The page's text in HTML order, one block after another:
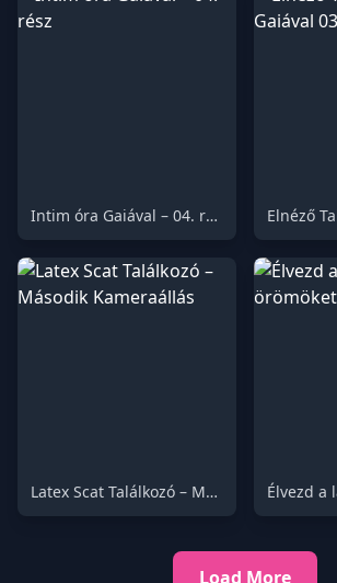
Intim óra Gaiával – 04. rész
Latex Scat Találkozó – Második Kameraállás
Load More